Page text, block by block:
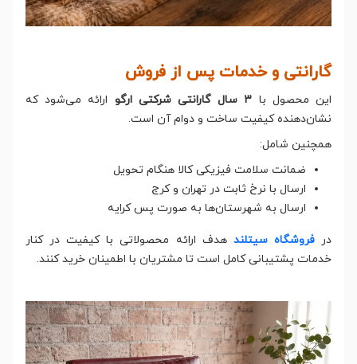
گارانتی و خدمات پس از فروش
این محصول با ۳ سال گارانتی شرکتی ارگو
ارائه می‌شود که
نشان‌دهنده کیفیت ساخت و دوام آن است.
همچنین شامل:
ضمانت سلامت فیزیکی کالا هنگام تحویل
ارسال با نرخ ثابت در تهران و کرج
ارسال به شهرستان‌ها به صورت پس کرایه
در فروشگاه سیتلند هدف ارائه محصولاتی با کیفیت در کنار
خدمات پشتیبانی کامل است تا مشتریان با اطمینان خرید کنند.